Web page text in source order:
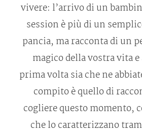
Info
Contatti
vivere: l’arrivo di un
session è più di un
pancia, ma racconta di un
magico della vostra vita e
prima volta sia che ne
compito è quello di
cogliere questo momento,
che lo caratterizzano